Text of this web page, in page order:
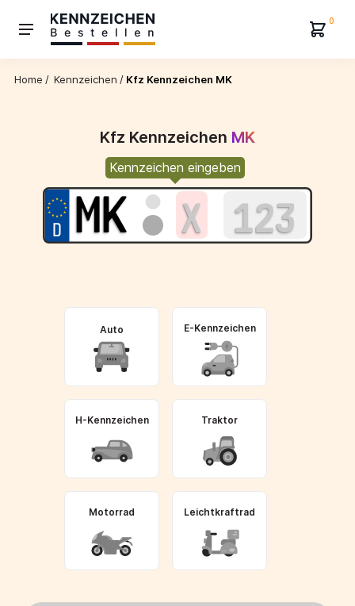
0
Home / Kennzeichen / Kfz Kennzeichen MK
Kfz Kennzeichen MK
Kennzeichen eingeben
Auto E-Kennzeichen
H-Kennzeichen Traktor
Motorrad Leichtkraftrad